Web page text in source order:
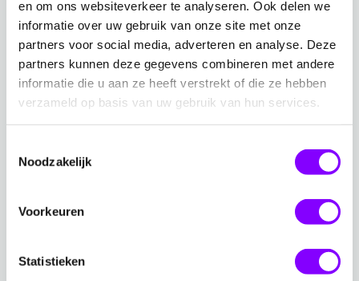
en om ons websiteverkeer te analyseren. Ook delen we
informatie over uw gebruik van onze site met onze
partners voor social media, adverteren en analyse. Deze
partners kunnen deze gegevens combineren met andere
informatie die u aan ze heeft verstrekt of die ze hebben
verzameld op basis van uw gebruik van hun services.
Noodzakelijk
Voorkeuren
Statistieken
Je kunt zelfstandig data importeren en
transformeren in Power Query
Je weet hoe je een datamodel opzet en relaties
legt
Dag 1 – Van vraag naar ontwerp
Wat maakt een Power BI-dashboard effectief?
Werken met het Storytelling Canvas: doelen,